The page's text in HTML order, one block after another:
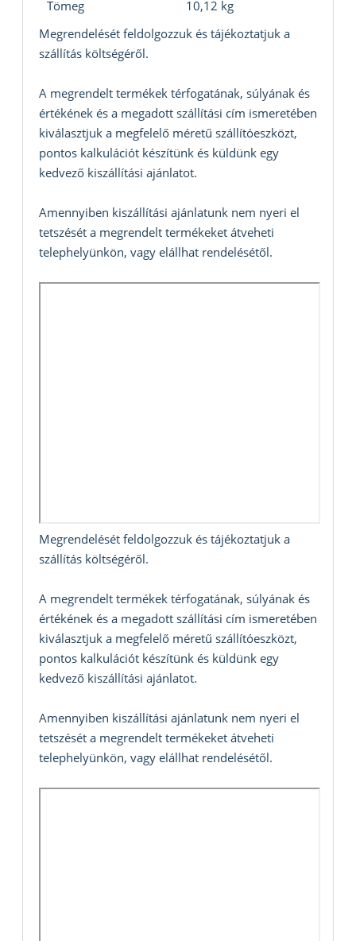
Tömeg
10,12 kg
Megrendelését feldolgozzuk és tájékoztatjuk a
szállítás költségéről.
A megrendelt termékek térfogatának, súlyának és
értékének és a megadott szállítási cím ismeretében
kiválasztjuk a megfelelő méretű szállítóeszközt,
pontos kalkulációt készítünk és küldünk egy
kedvező kiszállítási ajánlatot.
Amennyiben kiszállítási ajánlatunk nem nyeri el
tetszését a megrendelt termékeket átveheti
telephelyünkön, vagy elállhat rendelésétől.
Megrendelését feldolgozzuk és tájékoztatjuk a
szállítás költségéről.
A megrendelt termékek térfogatának, súlyának és
értékének és a megadott szállítási cím ismeretében
kiválasztjuk a megfelelő méretű szállítóeszközt,
pontos kalkulációt készítünk és küldünk egy
kedvező kiszállítási ajánlatot.
Amennyiben kiszállítási ajánlatunk nem nyeri el
tetszését a megrendelt termékeket átveheti
telephelyünkön, vagy elállhat rendelésétől.